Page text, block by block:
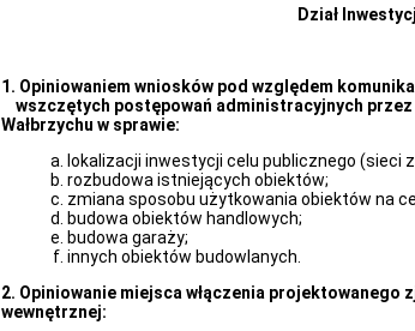
Dział
1. Opiniowaniem wniosków pod względem
wszczętych postępowań administracyjnych
Wałbrzychu w sprawie:
lokalizacji inwestycji celu publicznego (sieci
rozbudowa istniejących obiektów;
zmiana sposobu użytkowania obiektów na
budowa obiektów handlowych;
budowa garaży;
innych obiektów budowlanych.
2. Opiniowanie miejsca włączenia
wewnętrznej: